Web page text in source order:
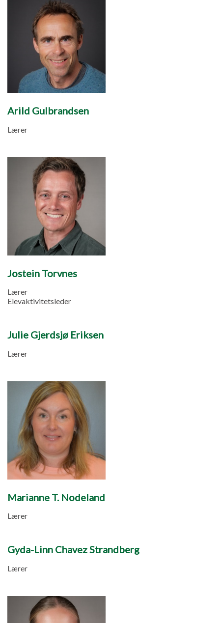
Arild Gulbrandsen
Lærer
Jostein Torvnes
Lærer
Elevaktivitetsleder
Julie Gjerdsjø Eriksen
Lærer
Marianne T. Nodeland
Lærer
Gyda-Linn Chavez Strandberg
Lærer